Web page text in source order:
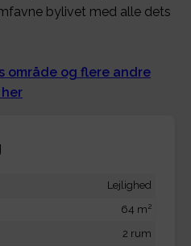
bylivet med alle dets
område og flere andre
Lejlighed
64 m2
2 rum